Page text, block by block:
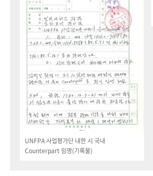
UNFPA 사업평가단 내한 시 국내
Counterpart 임명(기록물)